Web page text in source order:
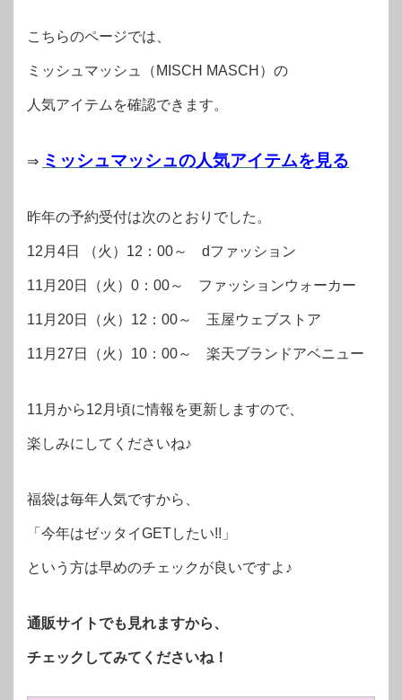
こちらのページでは、
ミッシュマッシュ（MISCH MASCH）の
人気アイテムを確認できます。
⇒ ミッシュマッシュの人気アイテムを見る
昨年の予約受付は次のとおりでした。
12月4日 （火）12：00～ dファッション
11月20日（火）0：00～ ファッションウォーカー
11月20日（火）12：00～ 玉屋ウェブストア
11月27日（火）10：00～ 楽天ブランドアベニュー
11月から12月頃に情報を更新しますので、
楽しみにしてくださいね♪
福袋は毎年人気ですから、
「今年はゼッタイGETしたい!!」
という方は早めのチェックが良いですよ♪
通販サイトでも見れますから、
チェックしてみてくださいね！